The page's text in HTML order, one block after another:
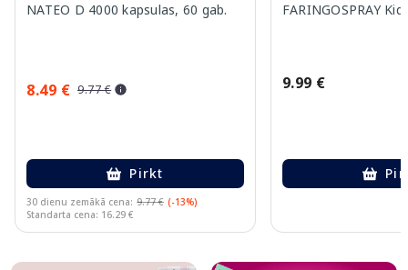
NATEO D 4000 kapsulas, 60 gab.
8.49 € 9.77 €
Pirkt
30 dienu zemākā cena: 9.77 € (-13%)
Standarta cena: 16.29 €
FARINGOSPRAY
9.99 €